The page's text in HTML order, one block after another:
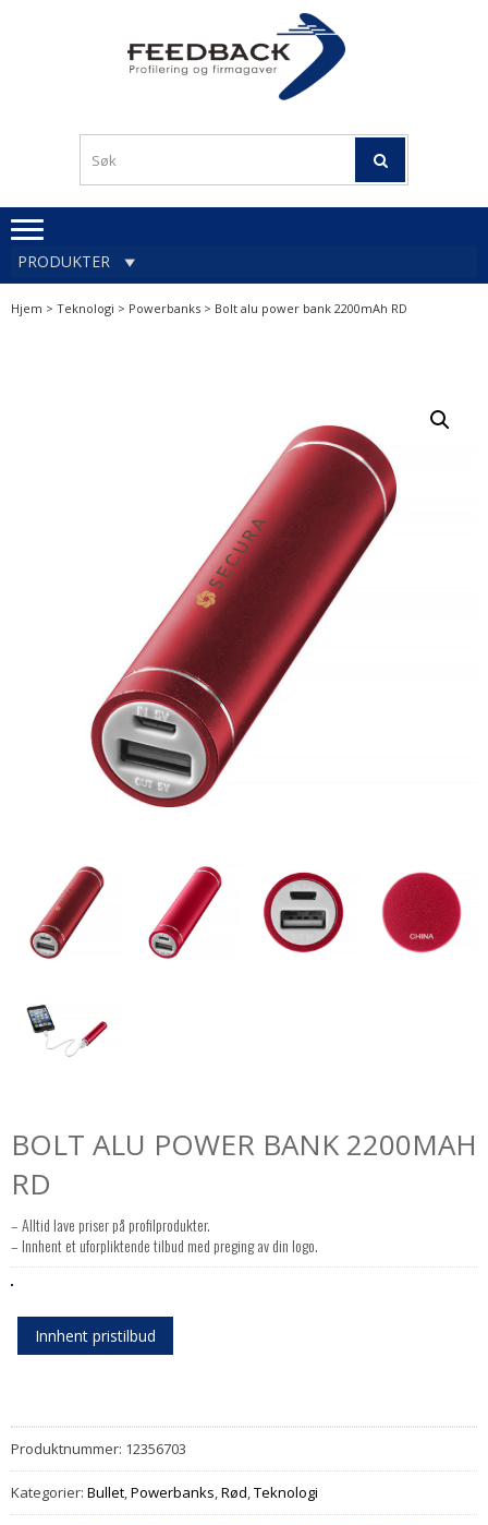
PRODUKTER
Hjem > Teknologi > Powerbanks > Bolt alu power bank 2200mAh RD
BOLT ALU POWER BANK 2200MAH
RD
– Alltid lave priser på profilprodukter.
– Innhent et uforpliktende tilbud med preging av din logo.
Innhent pristilbud
Produktnummer: 12356703
Kategorier: Bullet,Powerbanks,Rød,Teknologi